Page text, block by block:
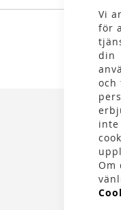
Vi
för
din
och
inte
Om